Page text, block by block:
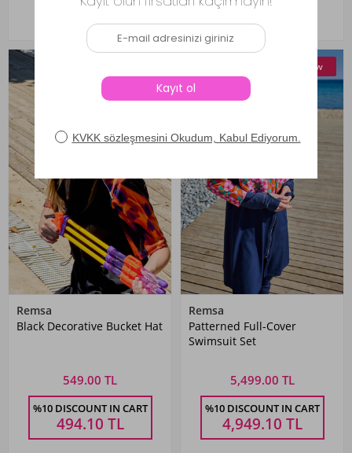
Remsa
Black Decorative Bucket Hat
549.00 TL
%10 DISCOUNT IN CART
494.10 TL
New
Remsa
Patterned Full-Cover
Swimsuit Set
5,499.00 TL
%10 DISCOUNT IN CART
4,949.10 TL